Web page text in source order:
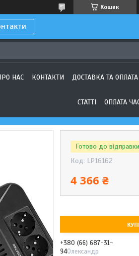
Кошик
НАС КОНТАКТИ ДОСТАВКА ТА ОПЛАТА
СТАТТІ ОПЛАТА
Готово до відправки
Код: LP16162
4 366 ₴
+380 (66) 687-31-
94Олександр